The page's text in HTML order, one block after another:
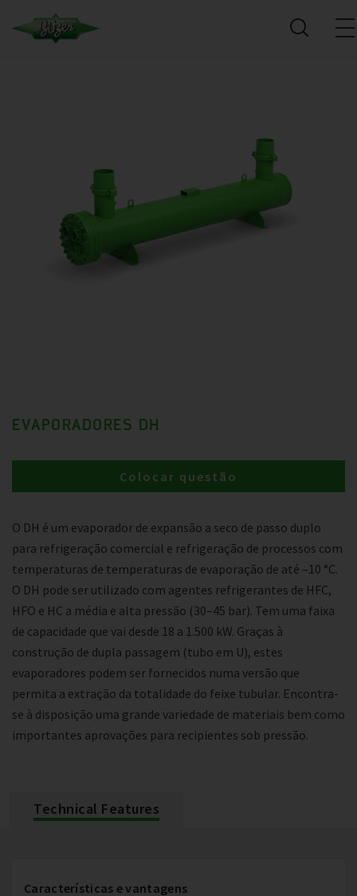
EVAPORADORES DH
O DH é um evaporador de expansão a seco de passo duplo
para refrigeração comercial e refrigeração de processos com
temperaturas de temperaturas de evaporação de até –10 °C.
O DH pode ser utilizado com agentes refrigerantes de HFC,
HFO e HC a média e alta pressão (30–45 bar). Tem uma faixa
de capacidade que vai desde 18 a 1.500 kW. Graças à
construção de dupla passagem (tubo em U), estes
evaporadores podem ser fornecidos numa versão que
permita a extração da totalidade do feixe tubular. Encontra-
se à disposição uma grande variedade de materiais bem como
importantes aprovações para recipientes sob pressão.
Colocar questão
Technical Features
Características e vantagens